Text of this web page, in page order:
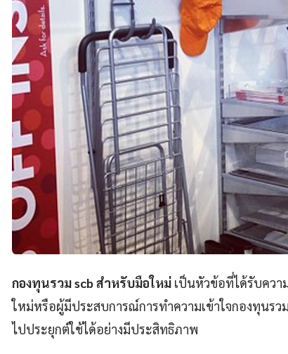
กองทุนรวม scb สำหรับมือใหม่ เป็นหัวข้อที่ได้รับควา
ใหม่หรือผู้มีประสบการณ์การทำความเข้าใจกองทุนร
ไปประยุกต์ใช้ได้อย่างมีประสิทธิภาพ